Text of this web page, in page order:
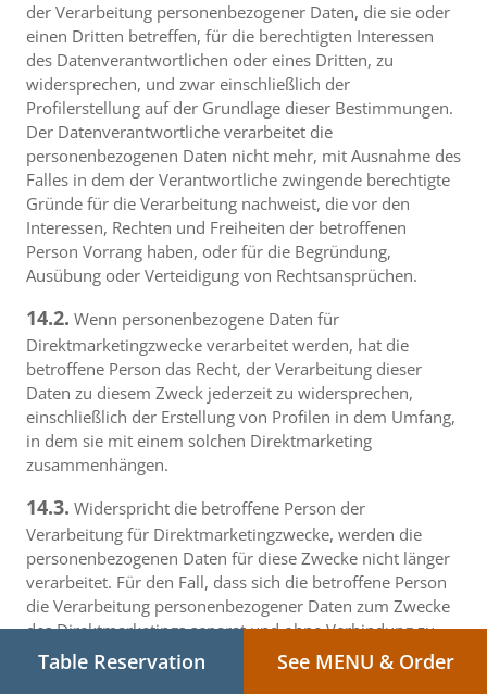
der Verarbeitung personenbezogener Daten, die sie oder
einen Dritten betreffen, für die berechtigten Interessen
des Datenverantwortlichen oder eines Dritten, zu
widersprechen, und zwar einschließlich der
Profilerstellung auf der Grundlage dieser Bestimmungen.
Der Datenverantwortliche verarbeitet die
personenbezogenen Daten nicht mehr, mit Ausnahme des
Falles in dem der Verantwortliche zwingende berechtigte
Gründe für die Verarbeitung nachweist, die vor den
Interessen, Rechten und Freiheiten der betroffenen
Person Vorrang haben, oder für die Begründung,
Ausübung oder Verteidigung von Rechtsansprüchen.
14.2. Wenn personenbezogene Daten für
Direktmarketingzwecke verarbeitet werden, hat die
betroffene Person das Recht, der Verarbeitung dieser
Daten zu diesem Zweck jederzeit zu widersprechen,
einschließlich der Erstellung von Profilen in dem Umfang,
in dem sie mit einem solchen Direktmarketing
zusammenhängen.
14.3. Widerspricht die betroffene Person der
Verarbeitung für Direktmarketingzwecke, werden die
personenbezogenen Daten für diese Zwecke nicht länger
verarbeitet. Für den Fall, dass sich die betroffene Person
die Verarbeitung personenbezogener Daten zum Zwecke
des Direktmarketings separat und ohne Verbindung zu
einer anderen Handlung entscheidet, einschließlich durch
Table Reservation See MENU & Order